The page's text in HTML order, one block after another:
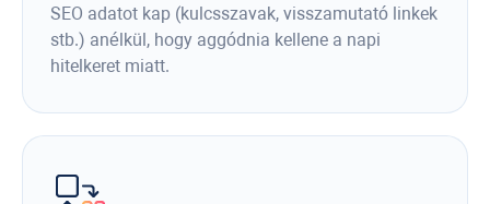
SEO adatot kap (kulcsszavak, visszamutató linkek
stb.) anélkül, hogy aggódnia kellene a napi
hitelkeret miatt.